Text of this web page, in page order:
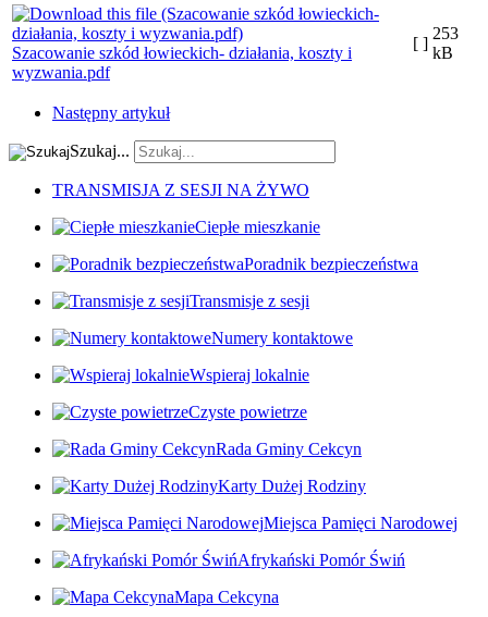
Szacowanie szkód łowieckich- działania, koszty i
wyzwania.pdf
[ ]
253
kB
Następny artykuł
Szukaj...
TRANSMISJA Z SESJI NA ŻYWO
Ciepłe mieszkanie
Poradnik bezpieczeństwa
Transmisje z sesji
Numery kontaktowe
Wspieraj lokalnie
Czyste powietrze
Rada Gminy Cekcyn
Karty Dużej Rodziny
Miejsca Pamięci Narodowej
Afrykański Pomór Świń
Mapa Cekcyna